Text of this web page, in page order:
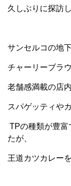
久しぶりに探訪
サンセルコの地
チャーリーブラ
老舗感満載の店
スパゲッティや
TPの種類が豊富
たが、
王道カツカレー